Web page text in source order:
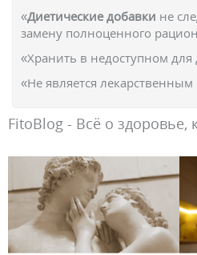
«Диетические добавки не
замену полноценного
«Хранить в недоступном для
«Не является лекарственным
FitoBlog - Всё о здоровье,